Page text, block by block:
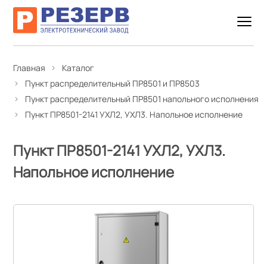
Главная
Каталог
Пункт распределительный ПР8501 и ПР8503
Пункт распределительный ПР8501 напольного исполнения
Пункт ПР8501-2141 УХЛ2, УХЛ3. Напольное исполнение
Пункт ПР8501-2141 УХЛ2, УХЛ3.
Напольное исполнение